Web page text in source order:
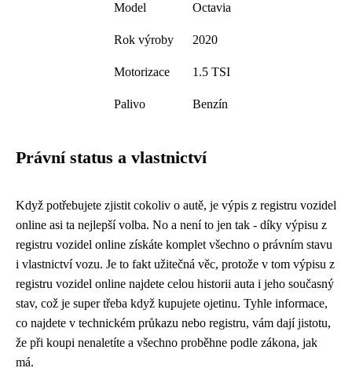
Model Octavia
Rok výroby 2020
Motorizace 1.5 TSI
Palivo Benzín
Právní status a vlastnictví
Když potřebujete zjistit cokoliv o autě, je výpis z registru vozidel
online asi ta nejlepší volba. No a není to jen tak - díky výpisu z
registru vozidel online získáte komplet všechno o právním stavu
i vlastnictví vozu. Je to fakt užitečná věc, protože v tom výpisu z
registru vozidel online najdete celou historii auta i jeho současný
stav, což je super třeba když kupujete ojetinu. Tyhle informace,
co najdete v technickém průkazu nebo registru, vám dají jistotu,
že při koupi nenaletíte a všechno proběhne podle zákona, jak
má.